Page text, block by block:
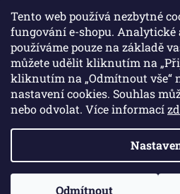
Tento web používá nezbytné
fungování e-shopu. Analytické
používáme pouze na základě
můžete udělit kliknutím na
kliknutím na „Odmítnout vše“
nastavení cookies. Souhlas
nebo odvolat. Více informací
Odmítnout
Instagram
Copyright 2026Colibri print.